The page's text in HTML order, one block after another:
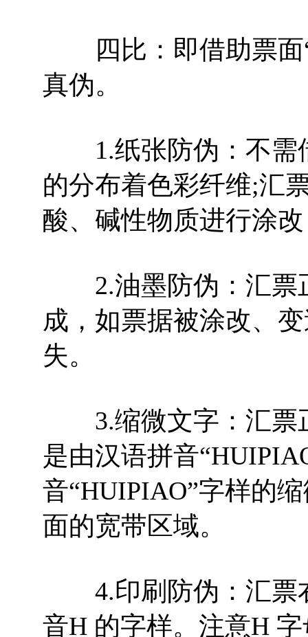
四比：即借助票面“
真伪。
1.纸张防伪：不需
的分布着色彩纤维;汇
酸、碱性物质进行涂
2.油墨防伪：汇票
成，如票据被涂改、
失。
3.缩微文字：汇票
是由汉语拼音
音“HUIPIAO”字样的
面的宽带区域。
4.印刷防伪：汇票
音H 的字样。注意H